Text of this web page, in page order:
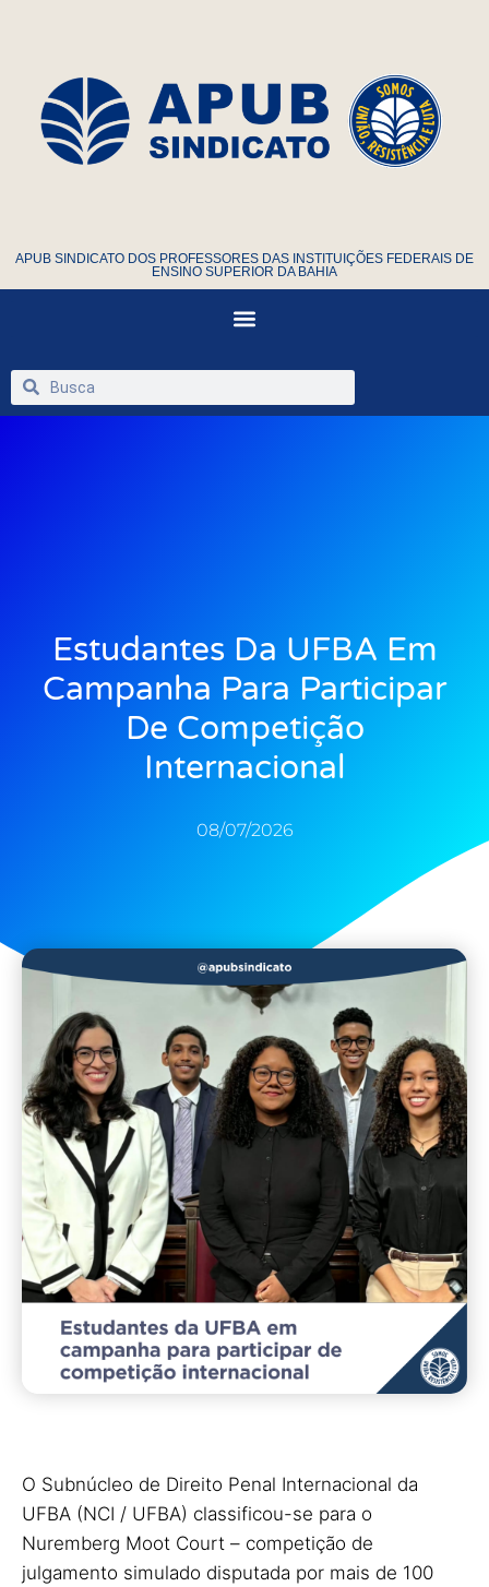
APUB SINDICATO DOS PROFESSORES DAS INSTITUIÇÕES FEDERAIS DE
ENSINO SUPERIOR DA BAHIA
Estudantes Da UFBA Em
Campanha Para Participar
De Competição
Internacional
08/07/2026
O Subnúcleo de Direito Penal Internacional da
UFBA (NCI / UFBA) classificou-se para o
Nuremberg Moot Court – competição de
julgamento simulado disputada por mais de 100